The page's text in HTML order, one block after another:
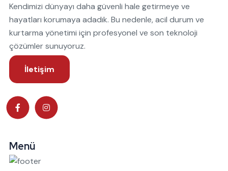
Kendimizi dünyayı daha güvenli hale getirmeye ve
hayatları korumaya adadık. Bu nedenle, acil durum ve
kurtarma yönetimi için profesyonel ve son teknoloji
çözümler sunuyoruz.
İletişim
Menü